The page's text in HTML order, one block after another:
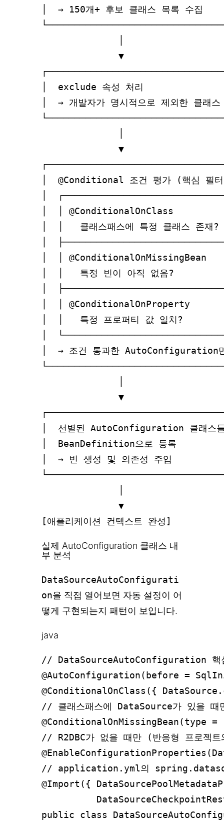
│  → 150개+ 후보 클래스 목록 수
              ▼
│  exclude 속성 처리
│  → 개발자가 명시적으로 제외한 클래스
              ▼
│  @Conditional 조건 평가 (핵심 필
│
│  │ @ConditionalOnClass
│  │   클래스패스에 특정 클래스 존
│
│  │
│  │   특정 빈이 아직 없음?
│
│  │ @ConditionalOnProperty
│  │   특정 프로퍼티 값 일치?
│
│  → 조건 통과한 AutoConfiguration
              ▼
│  선별된 AutoConfiguration 클래
│  BeanDefinition으로 등록
│  → 빈 생성 및 의존성 주입
              ▼
실제 AutoConfiguration 클래스 내
부 분석
DataSourceAutoConfigurati
on을 직접 열어보면 자동 설정이 어
떻게 구현되는지 패턴이 보입니다.
java
// DataSourceAutoConfiguration 핵
@AutoConfiguration(before =
@ConditionalOnClass({
// 클래스패스에 DataSource가 있을 때
// R2DBC가 없을 때만 (반응형 프로젝
// application.yml의
@Import({
public class